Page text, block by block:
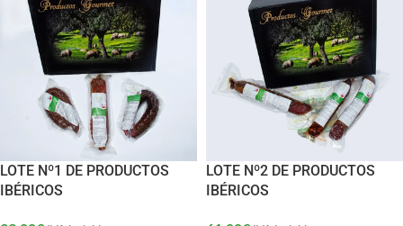
LOTE Nº1 DE PRODUCTOS
IBÉRICOS
LOTE Nº2 DE PRODUCTOS
IBÉRICOS